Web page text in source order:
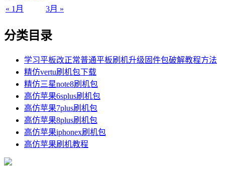
« 1月 3月 »
分类目录
学习平板改正常普通平板刷机升级固件包破解教程方法
精仿vertu刷机包下载
精仿三星note8刷机包
高仿苹果6splus刷机包
高仿苹果7plus刷机包
高仿苹果8plus刷机包
高仿苹果iphonex刷机包
高仿苹果刷机教程